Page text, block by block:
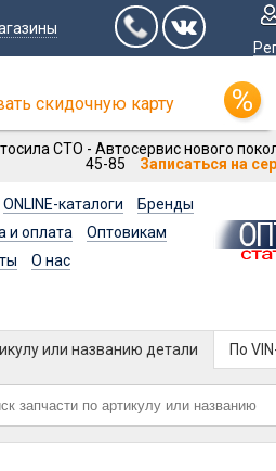
скидочную карту
СТО - Автосервис нового
45-85
Записаться на
ONLINE-каталоги
Бренды
и оплата
Оптовикам
О нас
или названию детали По